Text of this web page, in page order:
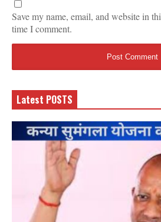
Save my name, email, and website in
time I comment.
Latest POSTS